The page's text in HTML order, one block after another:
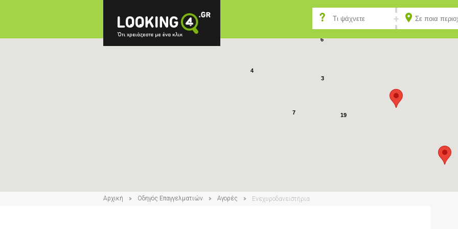
19
7
6
4
3
Αρχική Οδηγός Επαγγελματιών Αγορές Ενεχυροδανειστήρια